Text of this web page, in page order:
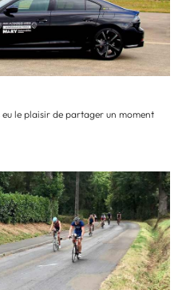
le plaisir de partager un moment